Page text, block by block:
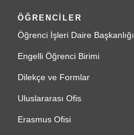
ÖĞRENCİLER
Öğrenci İşleri Daire Başkanlığı
Engelli Öğrenci Birimi
Dilekçe ve Formlar
Uluslararası Ofis
Erasmus Ofisi